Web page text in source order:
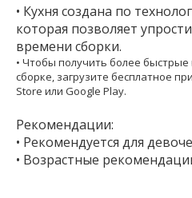
• Кухня создана по
которая позволяет
времени сборки.
• Чтобы получить более
сборке, загрузите бесплатное
Store или Google Play.
Рекомендации:
• Рекомендуется для
• Возрастные